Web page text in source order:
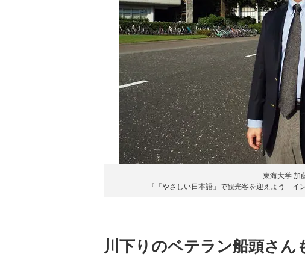
東海大学 加
『「やさしい日本語」で観光客を迎えよう—
川下りのベテラン船頭さ